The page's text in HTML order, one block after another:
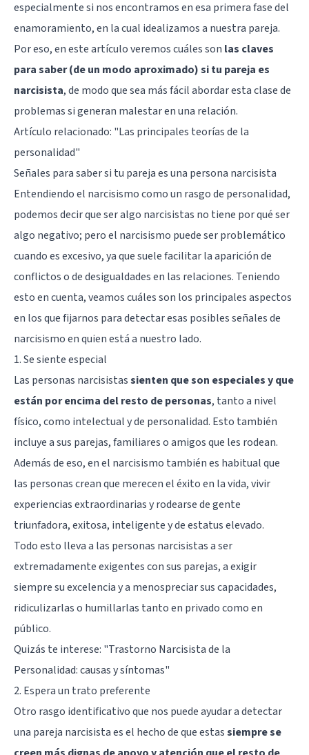
especialmente si nos encontramos en esa primera fase del
enamoramiento, en la cual idealizamos a nuestra pareja.
Por eso, en este artículo veremos cuáles son las claves
para saber (de un modo aproximado) si tu pareja es
narcisista, de modo que sea más fácil abordar esta clase de
problemas si generan malestar en una relación.
Artículo relacionado: "Las principales teorías de la
personalidad"
Señales para saber si tu pareja es una persona narcisista
Entendiendo el narcisismo como un rasgo de personalidad,
podemos decir que ser algo narcisistas no tiene por qué ser
algo negativo; pero el narcisismo puede ser problemático
cuando es excesivo, ya que suele facilitar la aparición de
conflictos o de desigualdades en las relaciones. Teniendo
esto en cuenta, veamos cuáles son los principales aspectos
en los que fijarnos para detectar esas posibles señales de
narcisismo en quien está a nuestro lado.
1. Se siente especial
Las personas narcisistassienten que son especiales y que
están por encima del resto de personas, tanto a nivel
físico, como intelectual y de personalidad. Esto también
incluye a sus parejas, familiares o amigos que les rodean.
Además de eso, en el narcisismo también es habitual que
las personas crean que merecen el éxito en la vida, vivir
experiencias extraordinarias y rodearse de gente
triunfadora, exitosa, inteligente y de estatus elevado.
Todo esto lleva a las personas narcisistas a ser
extremadamente exigentes con sus parejas, a exigir
siempre su excelencia y a menospreciar sus capacidades,
ridiculizarlas o humillarlas tanto en privado como en
público.
Quizás te interese: "Trastorno Narcisista de la
Personalidad: causas y síntomas"
2. Espera un trato preferente
Otro rasgo identificativo que nos puede ayudar a detectar
una pareja narcisista es el hecho de que estassiempre se